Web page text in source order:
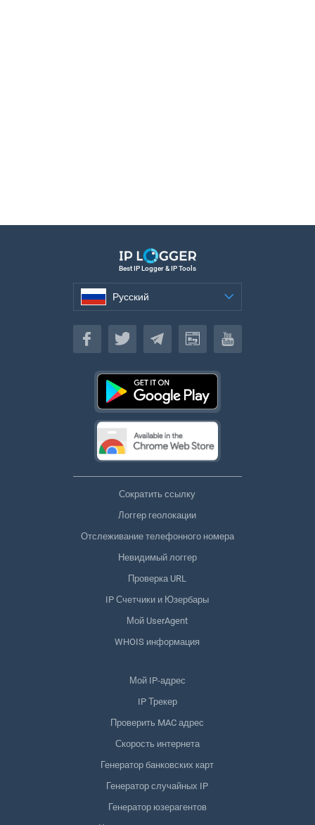
Best IP Logger & IP Tools
Русский
Русский
Сократить ссылку
Логгер геолокации
Отслеживание телефонного номера
Невидимый логгер
Проверка URL
IP Счетчики и Юзербары
Мой UserAgent
WHOIS информация
Мой IP-адрес
IP Трекер
Проверить MAC адрес
Скорость интернета
Генератор банковских карт
Генератор случайных IP
Генератор юзерагентов